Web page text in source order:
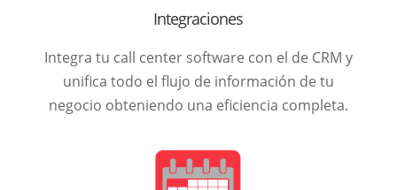
Integraciones
Integra tu call center software con el de CRM y
unifica todo el flujo de información de tu
negocio obteniendo una eficiencia completa.